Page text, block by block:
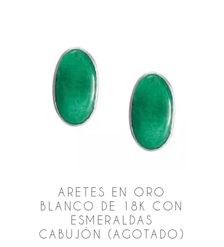
ARETES EN ORO
BLANCO DE 18K CON
ESMERALDAS
CABUJÓN (AGOTADO)